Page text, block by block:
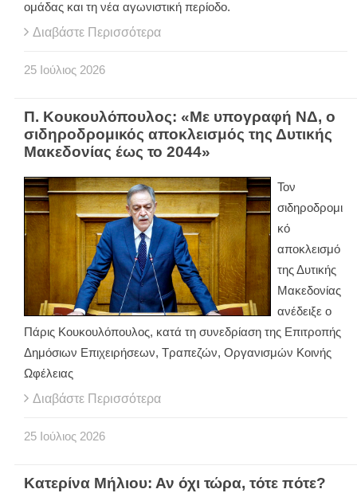
ομάδας και τη νέα αγωνιστική περίοδο.
Διαβάστε Περισσότερα
25 Ιούλιος 2026
Π. Κουκουλόπουλος: «Με υπογραφή ΝΔ, ο
σιδηροδρομικός αποκλεισμός της Δυτικής
Μακεδονίας έως το 2044»
Τον
σιδηροδρομι
κό
αποκλεισμό
της Δυτικής
Μακεδονίας
ανέδειξε ο
Πάρις Κουκουλόπουλος, κατά τη συνεδρίαση της Επιτροπής
Δημόσιων Επιχειρήσεων, Τραπεζών, Οργανισμών Κοινής
Ωφέλειας
Διαβάστε Περισσότερα
25 Ιούλιος 2026
Κατερίνα Μήλιου: Αν όχι τώρα, τότε πότε?